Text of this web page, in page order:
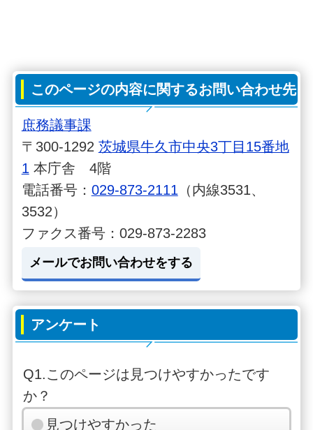
このページの内容に関するお問い合わせ先
庶務議事課
〒300-1292 茨城県牛久市中央3丁目15番地
1 本庁舎 4階
電話番号： 029-873-2111 （内線3531、
3532）
ファクス番号：029-873-2283
メールでお問い合わせをする
アンケート
Q1.このページは見つけやすかったです
か？
見つけやすかった